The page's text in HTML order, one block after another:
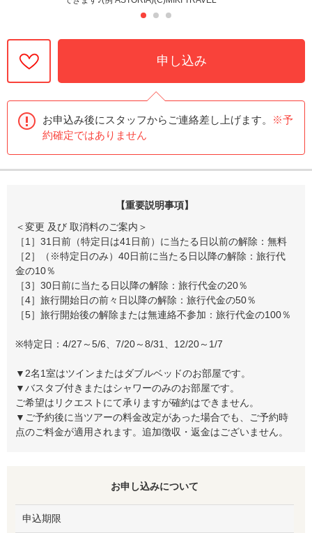
申し込み
お申込み後にスタッフからご連絡差し上げます。
※予
約確定ではありません
【重要説明事項】
＜変更 及び 取消料のご案内＞
［1］31日前（特定日は41日前）に当たる日以前の解除：無料
［2］（※特定日のみ）40日前に当たる日以降の解除：旅行代
金の10％
［3］30日前に当たる日以降の解除：旅行代金の20％
［4］旅行開始日の前々日以降の解除：旅行代金の50％
［5］旅行開始後の解除または無連絡不参加：旅行代金の100％
※特定日：4/27～5/6、7/20～8/31、12/20～1/7
▼2名1室はツインまたはダブルベッドのお部屋です。
▼バスタブ付きまたはシャワーのみのお部屋です。
ご希望はリクエストにて承りますが確約はできません。
▼ご予約後に当ツアーの料金改定があった場合でも、ご予約時
点のご料金が適用されます。追加徴収・返金はございません。
お申し込みについて
申込期限